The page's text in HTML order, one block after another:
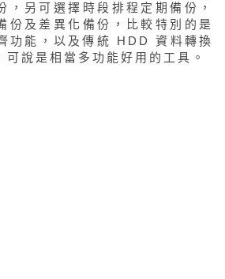
，另可選擇時段排程定期備份，
份及差異化備份，比較特別的是
功能，以及傳統 HDD 資料轉換
說是相當多功能好用的工具。